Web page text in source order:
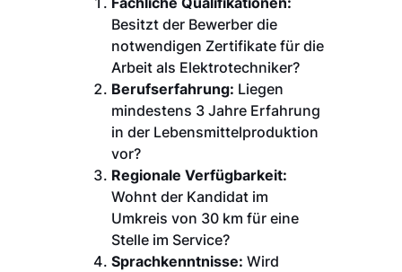
Besitzt der Bewerber die
notwendigen Zertifikate für die
Arbeit als Elektrotechniker?
Berufserfahrung: Liegen
mindestens 3 Jahre Erfahrung
in der Lebensmittelproduktion
vor?
Regionale Verfügbarkeit:
Wohnt der Kandidat im
Umkreis von 30 km für eine
Stelle im Service?
Sprachkenntnisse: Wird